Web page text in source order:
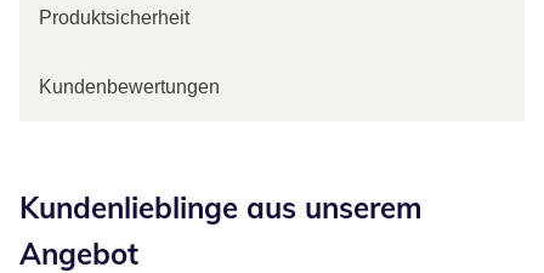
Produktsicherheit
Kundenbewertungen
Kundenlieblinge aus unserem
Angebot